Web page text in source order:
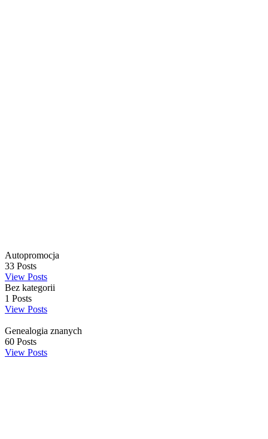
Autopromocja
33 Posts
View Posts
Bez kategorii
1 Posts
View Posts
Genealogia znanych
60 Posts
View Posts